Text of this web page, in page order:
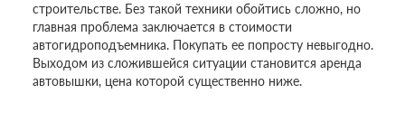
строительстве. Без такой техники обойтись сложно, но
главная проблема заключается в стоимости
автогидроподъемника. Покупать ее попросту невыгодно.
Выходом из сложившейся ситуации становится аренда
автовышки, цена которой существенно ниже.